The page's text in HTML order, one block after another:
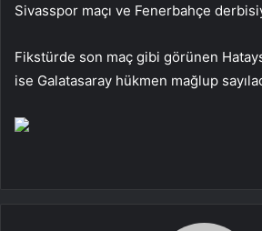
Sivasspor maçı ve Fenerbahçe
Fikstürde son maç gibi görünen
ise Galatasaray hükmen mağlup